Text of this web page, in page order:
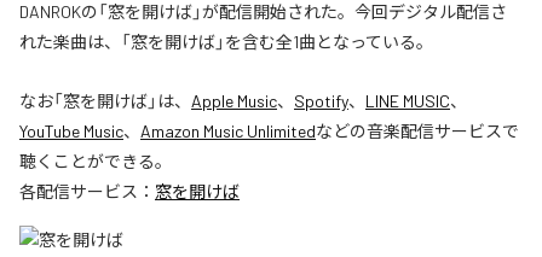
DANROKの「窓を開けば」が配信開始された。今回デジタル配信さ
れた楽曲は、「窓を開けば」を含む全1曲となっている。
なお「窓を開けば」は、 Apple Music、 Spotify、 LINE MUSIC、
YouTube Music、 Amazon Music Unlimitedなどの音楽配信サービスで
聴くことができる。
各配信サービス： 窓を開けば